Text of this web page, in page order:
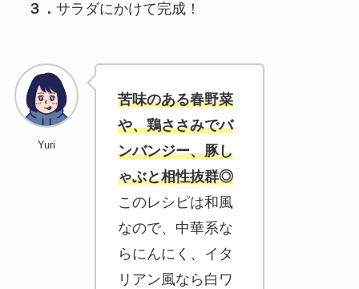
３．サラダにかけて完成！
Yuri
苦味のある春野菜
や、鶏ささみでバ
ンバンジー、豚し
ゃぶと相性抜群◎
このレシピは和風
なので、中華系な
らにんにく、イタ
リアン風なら白ワ